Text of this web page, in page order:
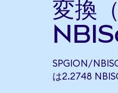
変換
SPGION/
は2.2748